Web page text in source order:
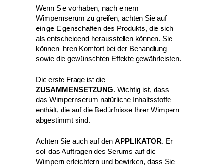
Wenn Sie vorhaben, nach einem
Wimpernserum zu greifen, achten Sie auf
einige Eigenschaften des Produkts, die sich
als entscheidend herausstellen können. Sie
können Ihren Komfort bei der Behandlung
sowie die gewünschten Effekte gewährleisten.
Die erste Frage ist die
ZUSAMMENSETZUNG. Wichtig ist, dass
das Wimpernserum natürliche Inhaltsstoffe
enthält, die auf die Bedürfnisse Ihrer Wimpern
abgestimmt sind.
Achten Sie auch auf den APPLIKATOR. Er
soll das Auftragen des Serums auf die
Wimpern erleichtern und bewirken, dass Sie